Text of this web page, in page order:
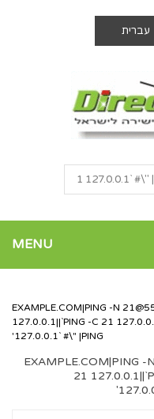
עברית
MENU
|PING -N 21
127.0.0.1||`PING -C 21
127.0.0.1` #\" |PING'
|PING -N
21